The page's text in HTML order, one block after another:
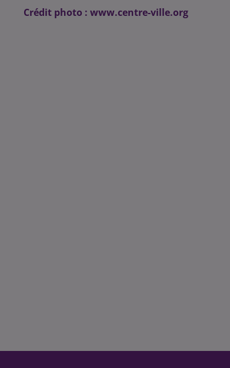
Crédit photo : www.centre-ville.org